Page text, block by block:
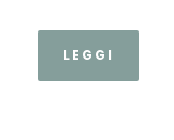
LEGGI